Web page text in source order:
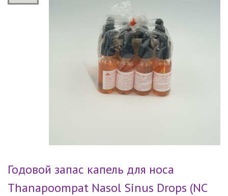
Годовой запас капель для носа
Thanapoompat Nasol Sinus Drops (NC